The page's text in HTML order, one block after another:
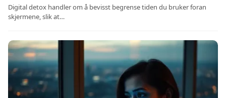
Digital detox handler om å bevisst begrense tiden du bruker foran
skjermene, slik at…